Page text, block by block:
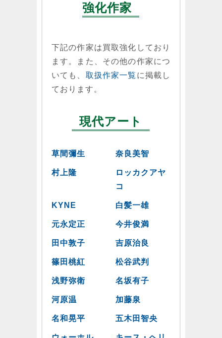
強化作家
下記の作家は買取強化しており
ます。また、その他の作家につ
いても、 取扱作家一覧 に掲載し
ております。
現代アート
草間彌生 奈良美智
村上隆
ロッカクアヤ
コ
KYNE 白髪一雄
元永定正 今井俊満
田中敦子 吉原治良
篠田桃紅 松谷武判
浅野弥衛 名坂有子
河原温 加藤泉
名和晃平 五木田智央